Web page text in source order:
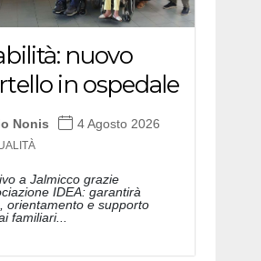
nuovo
in ospedale
Nonis 4 Agosto 2026
a Jalmicco grazie
IDEA: garantirà
orientamento e supporto
familiari...